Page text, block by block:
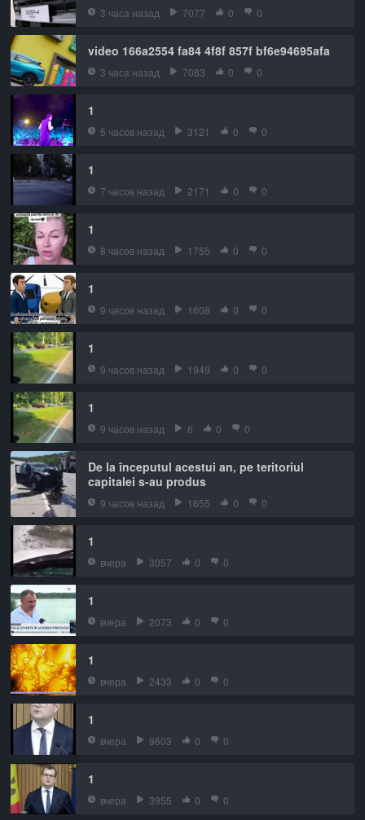
3 часа назад 7077 0 0
video 166a2554 fa84 4f8f 857f bf6e94695afa
3 часа назад 7083 0 0
1
5 часов назад 3121 0 0
1
7 часов назад 2171 0 0
1
8 часов назад 1755 0 0
1
9 часов назад 1608 0 0
1
9 часов назад 1949 0 0
1
9 часов назад 6 0 0
De la începutul acestui an, pe teritoriul
capitalei s-au produs
9 часов назад 1655 0 0
1
вчера 3057 0 0
1
вчера 2073 0 0
1
вчера 2433 0 0
1
вчера 9603 0 0
1
вчера 3955 0 0